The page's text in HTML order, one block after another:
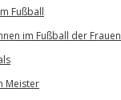
Fußball
im Fußball der Frauen
Meister